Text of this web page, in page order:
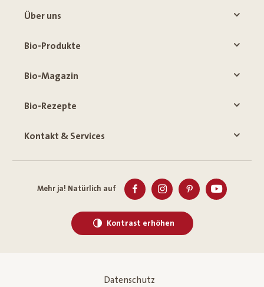
Über uns
Bio-Produkte
Bio-Magazin
Bio-Rezepte
Kontakt & Services
Mehr ja! Natürlich auf
Kontrast erhöhen
Datenschutz